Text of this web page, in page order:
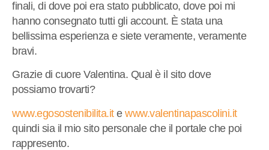
finali, di dove poi era stato pubblicato, dove poi mi
hanno consegnato tutti gli account. È stata una
bellissima esperienza e siete veramente, veramente
bravi.
Grazie di cuore Valentina. Qual è il sito dove
possiamo trovarti?
www.egosostenibilita.ite www.valentinapascolini.it
quindi sia il mio sito personale che il portale che poi
rappresento.